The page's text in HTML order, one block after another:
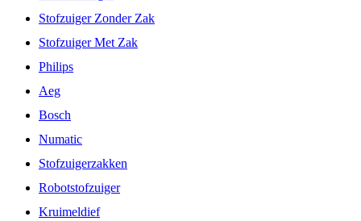
Stofzuiger Zonder Zak
Stofzuiger Met Zak
Philips
Aeg
Bosch
Numatic
Stofzuigerzakken
Robotstofzuiger
Kruimeldief